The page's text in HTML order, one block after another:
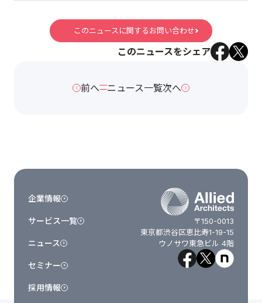
このニュースに関するお問い合わせ
このニュースをシェア
前へ ニュース一覧次へ
〒150-0013
東京都渋谷区恵比寿1-19-15
ウノサワ東急ビル 4階
企業情報
サービス一覧
ニュース
セミナー
採用情報